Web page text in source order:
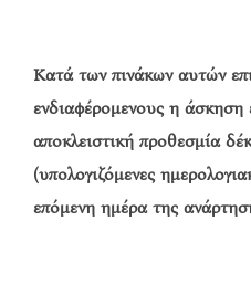
Κατά των πινάκων αυτών
ενδιαφέρομενους η άσκηση
αποκλειστική προθεσμία
(υπολογιζόμενες
επόμενη ημέρα της